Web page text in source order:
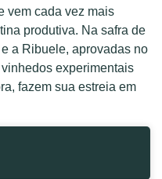
vem cada vez mais
produtiva. Na safra de
a Ribuele, aprovadas no
experimentais
fazem sua estreia em